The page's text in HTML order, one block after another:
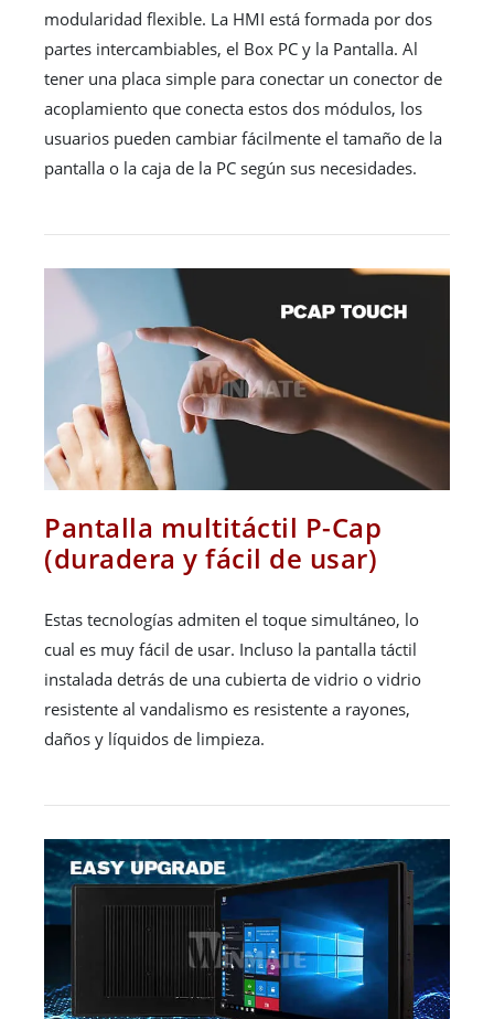
modularidad flexible. La HMI está formada por dos
partes intercambiables, el Box PC y la Pantalla. Al
tener una placa simple para conectar un conector de
acoplamiento que conecta estos dos módulos, los
usuarios pueden cambiar fácilmente el tamaño de la
pantalla o la caja de la PC según sus necesidades.
Pantalla multitáctil P-Cap
(duradera y fácil de usar)
Estas tecnologías admiten el toque simultáneo, lo
cual es muy fácil de usar. Incluso la pantalla táctil
instalada detrás de una cubierta de vidrio o vidrio
resistente al vandalismo es resistente a rayones,
daños y líquidos de limpieza.